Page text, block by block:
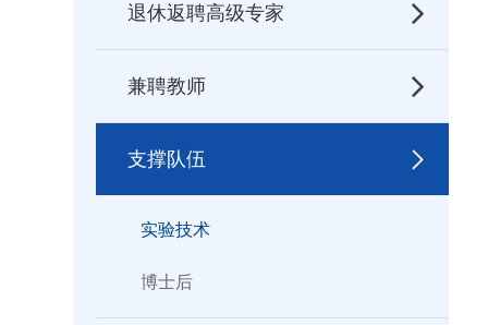
退休返聘高级专家
兼聘教师
支撑队伍
实验技术
博士后